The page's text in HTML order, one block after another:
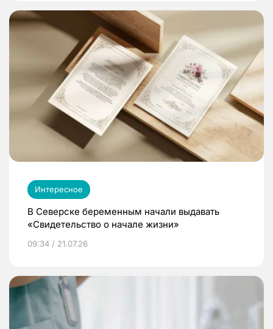
Интересное
В Северске беременным начали выдавать
«Свидетельство о начале жизни»
09:34 / 21.07.26